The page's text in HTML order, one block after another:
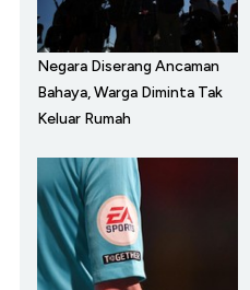
Negara Diserang Ancaman
Bahaya, Warga Diminta Tak
Keluar Rumah